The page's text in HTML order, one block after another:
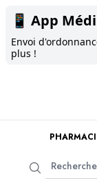
📱 App
Envoi
plus !